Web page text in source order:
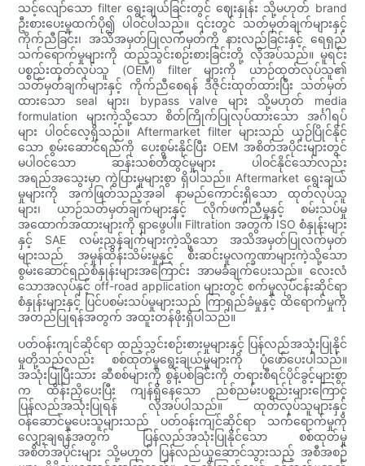
သင့်လျော်သော filter ရွေးချယ်ခြင်းတွင် ဈေးနှုန်း သို့မဟုတ် brand
ဦးစားပေးမှုထက်ပို၍ ပါဝင်ပါသည်။ ၎င်းတွင် သတ်မှတ်ချက်များနှင့်
ကိုက်ညီခြင်း၊ အသိအမှတ်ပြုလက်မှတ်ကို နားလည်ခြင်းနှင့် ရေရှည်
သက်ရောက်မှုများကို ထည့်သွင်းစဉ်းစားခြင်းတို့ လိုအပ်သည်။ မူရင်း
ပစ္စည်းထုတ်လုပ်သူ (OEM) filter များကို ယာဉ်ထုတ်လုပ်သူ၏
သတ်မှတ်ချက်များနှင့် ကိုက်ညီစေရန် ဒီဇိုင်းထုတ်ထားပြီး သတ်မှတ်
ထားသော seal များ၊ bypass valve များ သို့မဟုတ် media
formulation များကဲ့သို့သော စိတ်ကြိုက်ပြုလုပ်ထားသော အင်္ဂါရပ်
များ ပါဝင်လေ့ရှိသည်။ Aftermarket filter များသည် ယှဉ်ပြိုင်နိုင်
သော စွမ်းဆောင်ရည်ကို ပေးစွမ်းနိုင်ပြီး OEM အစိတ်အပိုင်းများတွင်
မပါဝင်သော ဆန်းသစ်တီထွင်မှုများ ပါဝင်နိုင်သော်လည်း
အရည်အသွေးမှာ ကွဲပြားမှုများစွာ ရှိပါသည်။ Aftermarket ရွေးချယ်
မှုများကို အကဲဖြတ်သည့်အခါ နာမည်ကောင်းရှိသော ထုတ်လုပ်သူ
များ၊ ယာဉ်သတ်မှတ်ချက်များနှင့် လိုက်ဖက်ညီမှုနှင့် စမ်းသပ်မှု
အထောက်အထားများကို ရှာဖွေပါ။ Filtration အတွက် ISO စံနှုန်းများ
နှင့် SAE လမ်းညွှန်ချက်များကဲ့သို့သော အသိအမှတ်ပြုလက်မှတ်
များသည် အမှုန်ထိန်းသိမ်းမှုနှင့် စီးဆင်းမှုလက္ခဏာများကဲ့သို့သော
စွမ်းဆောင်ရည်စံနှုန်းများအကြောင်း အာမခံချက်ပေးသည်။ လေးလံ
သောအလုပ်နှင့် off-road application များတွင် စက်မှုလုပ်ငန်းဆိုင်ရာ
စံနှုန်းများနှင့် ပြင်ပစမ်းသပ်မှုများသည် ကြာရှည်ခံမှုနှင့် ထိရောက်မှုကို
အတည်ပြုရန်အတွက် အထူးတန်ဖိုးရှိပါသည်။
ပတ်ဝန်းကျင်ဆိုင်ရာ ထည့်သွင်းစဉ်းစားမှုများနှင့် ပြန်လည်အသုံးပြုနိုင်
မှုတို့သည်လည်း စစ်ထုတ်မှုရွေးချယ်မှုများကို ပုံဖော်ပေးပါသည်။
အသုံးပြုပြီးသား ဆီစစ်များကို စွန့်ပစ်ခြင်းကို တရားစီရင်ပိုင်ခွင့်များစွာ
က ထိန်းညှိပေးပြီး ကျန်ရှိနေသော ညစ်ညမ်းပစ္စည်းများကြောင့်
ပြန်လည်အသုံးပြုရန် လိုအပ်ပါသည်။ ထုတ်လုပ်သူများနှင့်
ဝန်ဆောင်မှုပေးသူများသည် ပတ်ဝန်းကျင်ဆိုင်ရာ သက်ရောက်မှုကို
လျှော့ချရန်အတွက် ပြန်လည်အသုံးပြုနိုင်သော စစ်ထုတ်မှု
အစိတ်အပိုင်းများ သို့မဟုတ် ပြန်လည်ယူဆောင်သွားသည့် အစီအစဉ်